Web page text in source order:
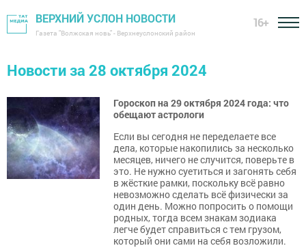
ВЕРХНИЙ УСЛОН НОВОСТИ
Газета "Волжская новь" - Верхнеуслонский район
16+
Новости за 28 октября 2024
Гороскоп на 29 октября 2024 года: что
обещают астрологи
Если вы сегодня не переделаете все
дела, которые накопились за несколько
месяцев, ничего не случится, поверьте в
это. Не нужно суетиться и загонять себя
в жёсткие рамки, поскольку всё равно
невозможно сделать всё физически за
один день. Можно попросить о помощи
родных, тогда всем знакам зодиака
легче будет справиться с тем грузом,
который они сами на себя возложили.